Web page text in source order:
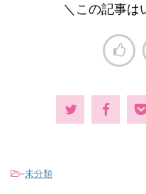
＼この記事は
-未分類